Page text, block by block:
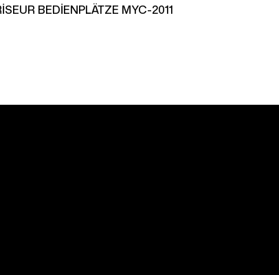
FRİSEUR BEDİENPLÄTZE MYC-2011